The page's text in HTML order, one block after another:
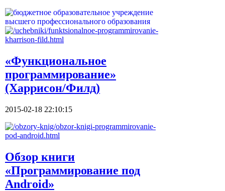
«Функциональное
программирование»
(Харрисон/Филд)
2015-02-18 22:10:15
Обзор книги
«Программирование под
Android»